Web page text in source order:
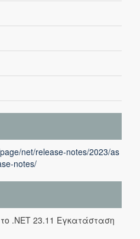
net/release-notes/2023/as
notes/
.NET 23.11 Εγκατάσταση